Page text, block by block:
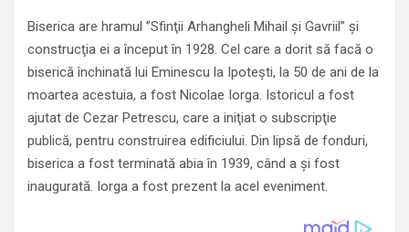
Biserica are hramul ”Sfinţii Arhangheli Mihail şi Gavriil” şi
construcţia ei a început în 1928. Cel care a dorit să facă o
biserică închinată lui Eminescu la Ipoteşti, la 50 de ani de la
moartea acestuia, a fost Nicolae Iorga. Istoricul a fost
ajutat de Cezar Petrescu, care a iniţiat o subscripţie
publică, pentru construirea edificiului. Din lipsă de fonduri,
biserica a fost terminată abia în 1939, când a şi fost
inaugurată. Iorga a fost prezent la acel eveniment.